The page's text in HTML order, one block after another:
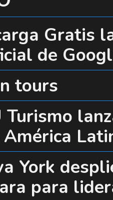
Gratis
de
tours
Turismo
York
para